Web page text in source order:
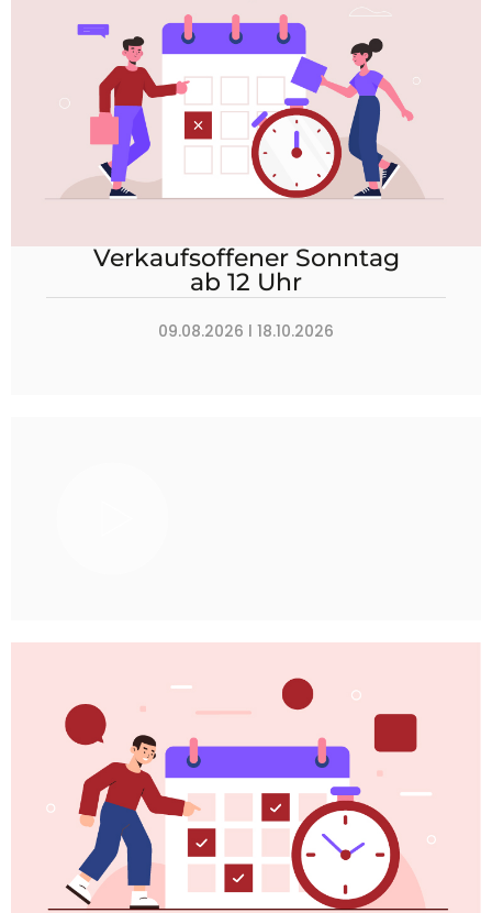
Verkaufsoffener Sonntag
ab 12 Uhr
09.08.2026 l 18.10.2026